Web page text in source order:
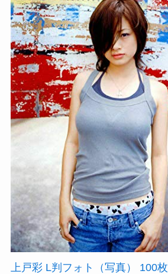
上戸彩 L判フォト（写真） 100枚